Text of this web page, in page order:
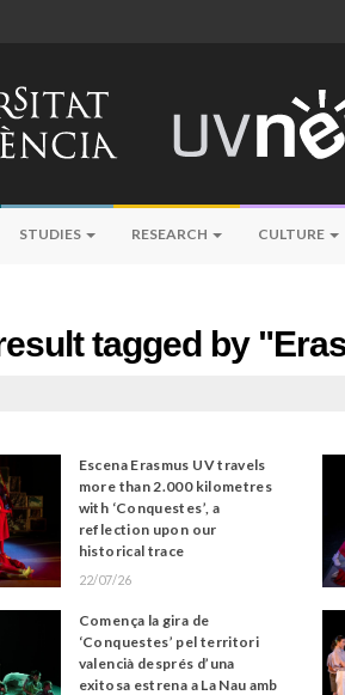
STUDIES RESEARCH CULTURE
tagged by
Escena Erasmus UV travels
more than 2.000 kilometres
with ‘Conquestes’, a
reflection upon our
historical trace
22/07/26
Comença la gira de
‘Conquestes’ pel territori
valencià després d’una
exitosa estrena a La Nau amb